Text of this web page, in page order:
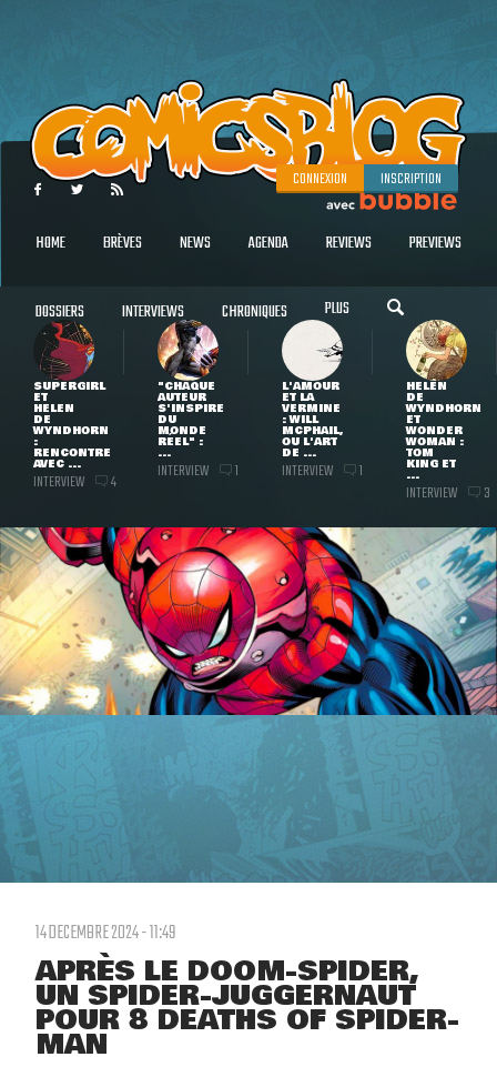
CONNEXION INSCRIPTION
HOME BRÈVES NEWS AGENDA REVIEWS PREVIEWS
DOSSIERS INTERVIEWS CHRONIQUES PLUS
SUPERGIRL
ET
HELEN
DE
WYNDHORN
:
RENCONTRE
AVEC ...
INTERVIEW 4
"CHAQUE
AUTEUR
S'INSPIRE
DU
MONDE
RÉEL" :
...
INTERVIEW 1
L'AMOUR
ET LA
VERMINE
: WILL
MCPHAIL,
OU L'ART
DE ...
INTERVIEW 1
HELEN
DE
WYNDHORN
ET
WONDER
WOMAN :
TOM
KING ET
...
INTERVIEW 3
14 DECEMBRE 2024 - 11:49
APRÈS LE DOOM-SPIDER,
UN SPIDER-JUGGERNAUT
POUR 8 DEATHS OF SPIDER-
MAN